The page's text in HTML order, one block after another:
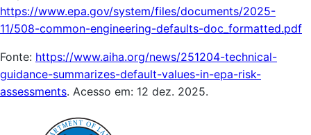
https://www.epa.gov/system/files/documents/2025-
11/508-common-engineering-defaults-doc_formatted.pdf
Fonte: https://www.aiha.org/news/251204-technical-
guidance-summarizes-default-values-in-epa-risk-
assessments. Acesso em: 12 dez. 2025.